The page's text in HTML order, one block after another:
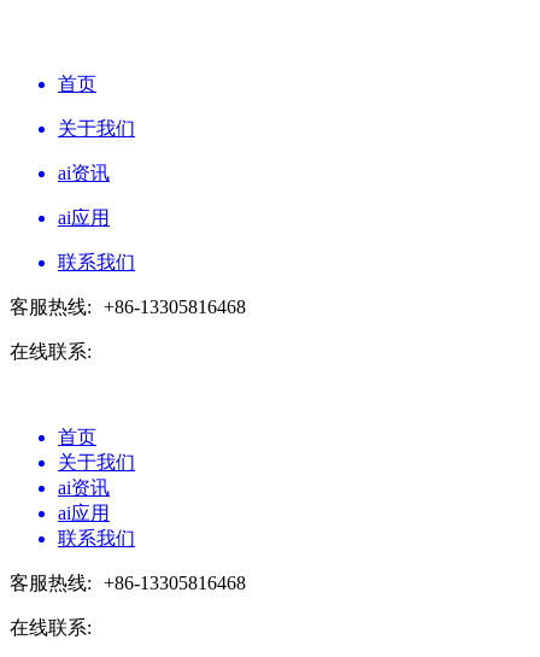
首页
关于我们
ai资讯
ai应用
联系我们
客服热线: +86-13305816468
在线联系:
首页
关于我们
ai资讯
ai应用
联系我们
客服热线: +86-13305816468
在线联系: